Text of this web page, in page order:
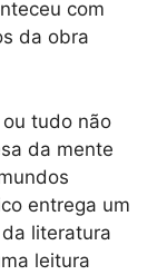
com
da obra
tudo não
da mente
entrega um
literatura
leitura